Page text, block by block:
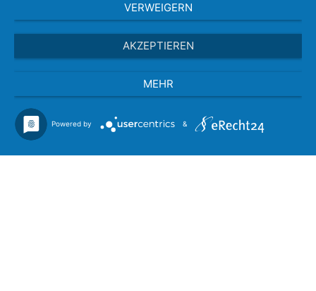
VERWEIGERN
AKZEPTIEREN
MEHR
Powered by &